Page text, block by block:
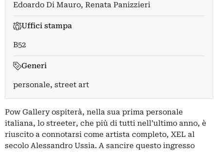
Edoardo Di Mauro, Renata Panizzieri
Uffici stampa
B52
Generi
personale, street art
Pow Gallery ospiterà, nella sua prima personale
italiana, lo streeter, che più di tutti nell’ultimo anno, è
riuscito a connotarsi come artista completo, XEL al
secolo Alessandro Ussia. A sancire questo ingresso